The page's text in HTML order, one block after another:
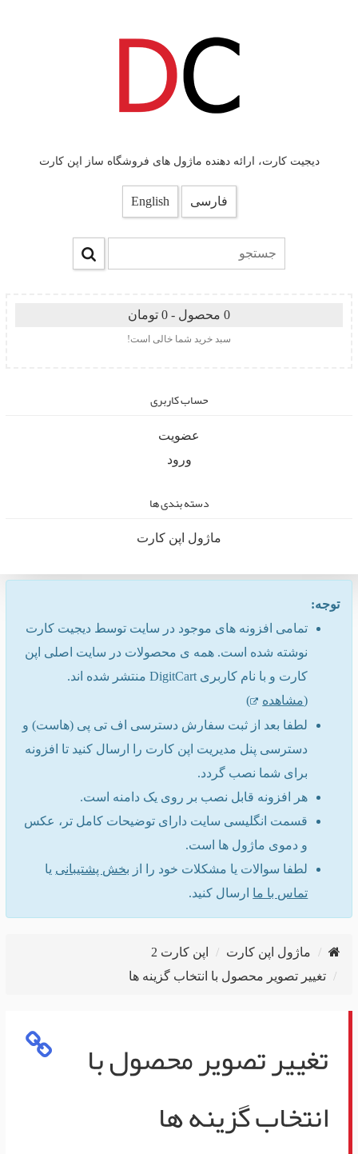
دیجیت کارت، ارائه دهنده ماژول های فروشگاه ساز اپن کارت
فارسی English
0 محصول - 0 تومان
سبد خرید شما خالی است!
حساب کاربری
عضویت
ورود
دسته بندی ها
ماژول اپن کارت
توجه:
تمامی افزونه های موجود در سایت توسط دیجیت کارت
نوشته شده است. همه ی محصولات در سایت اصلی اپن
کارت و با نام کاربری DigitCart منتشر شده اند.
(مشاهده
)
لطفا بعد از ثبت سفارش دسترسی اف تی پی (هاست) و
دسترسی پنل مدیریت اپن کارت را ارسال کنید تا افزونه
برای شما نصب گردد.
هر افزونه قابل نصب بر روی یک دامنه است.
قسمت انگلیسی سایت دارای توضیحات کامل تر، عکس
و دموی ماژول ها است.
لطفا سوالات یا مشکلات خود را از بخش پشتیبانی یا
تماس با ما ارسال کنید.
ماژول اپن کارت
اپن کارت 2
تغییر تصویر محصول با انتخاب گزینه ها
تغییر تصویر محصول با
انتخاب گزینه ها